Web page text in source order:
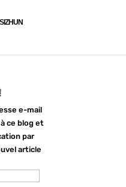
e-mail
ce blog et
par
article